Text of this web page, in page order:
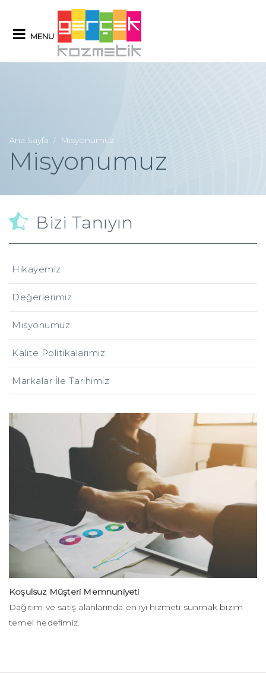
MENU
Ana Sayfa / Misyonumuz
Misyonumuz
Bizi Tanıyın
Hikayemiz
Değerlerimiz
Misyonumuz
Kalite Politikalarımız
Markalar İle Tarihimiz
Koşulsuz Müşteri Memnuniyeti
Dağıtım ve satış alanlarında en iyi hizmeti sunmak bizim
temel hedefimiz.